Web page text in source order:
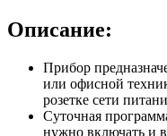
Описание:
Прибор
или офисной
розетке сети
Суточная
нужно включать и